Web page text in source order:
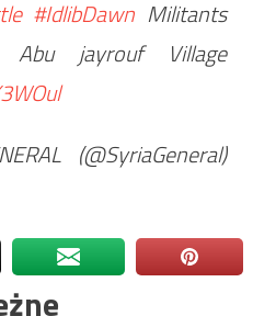
#IdlibDawn Militants
jayrouf Village
(@SyriaGeneral)